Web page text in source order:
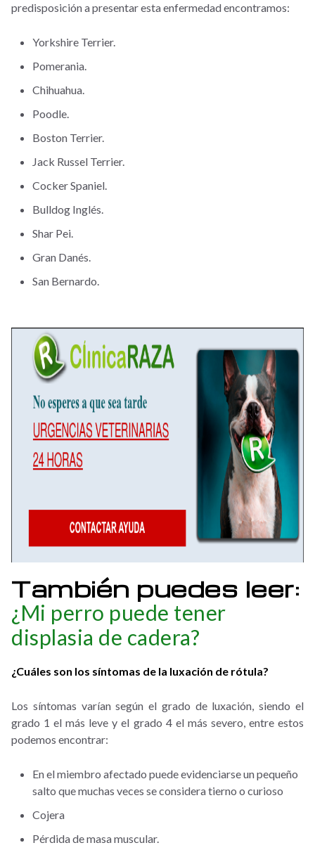
predisposición a presentar esta enfermedad encontramos:
Yorkshire Terrier.
Pomerania.
Chihuahua.
Poodle.
Boston Terrier.
Jack Russel Terrier.
Cocker Spaniel.
Bulldog Inglés.
Shar Pei.
Gran Danés.
San Bernardo.
También puedes leer:
¿Mi perro puede tener
displasia de cadera?
¿Cuáles son los síntomas de la luxación de rótula?
Los síntomas varían según el grado de luxación, siendo el
grado 1 el más leve y el grado 4 el más severo, entre estos
podemos encontrar:
En el miembro afectado puede evidenciarse un pequeño
salto que muchas veces se considera tierno o curioso
Cojera
Pérdida de masa muscular.